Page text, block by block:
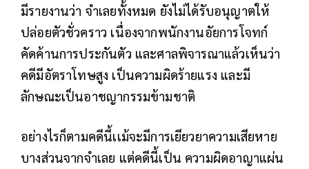
มีรายงานว่า จำเลยทั้งหมด ยังไม่ได้รับอนุญาตให้
ปล่อยตัวชั่วคราว เนื่องจากพนักงานอัยการโจทก์
คัดค้านการประกันตัว และศาลพิจารณาแล้วเห็นว่า
คดีมีอัตราโทษสูง เป็นความผิดร้ายแรง และมี
ลักษณะเป็นอาชญากรรมข้ามชาติ
อย่างไรก็ตามคดีนี้เเม้จะมีการเยียวยาความเสียหาย
บางส่วนจากจำเลย แต่คดีนี้เป็น ความผิดอาญาแผ่น